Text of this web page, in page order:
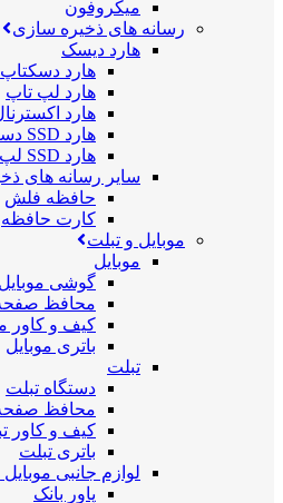
میکروفون
رسانه های ذخیره سازی
هارد دیسک
هارد دسکتاپ
هارد لپ تاپ
هارد
هارد SSD دسکتاپ
هارد SSD لپ تاپ
سایر رسانه های
حافظه فلش
کارت حافظه
موبایل و تبلت
موبایل
گوشی موبایل
محافظ صفحه
کیف و کاور
باتری موبایل
تبلت
دستگاه تبلت
محافظ
کیف و کاور
باتری تبلت
لوازم جانبی
پاور بانک